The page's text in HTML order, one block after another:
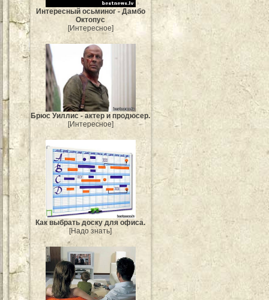
Интересный осьминог - Дамбо
Октопус
[Интересное]
Брюс Уиллис - актер и продюсер.
[Интересное]
Как выбрать доску для офиса.
[Надо знать]